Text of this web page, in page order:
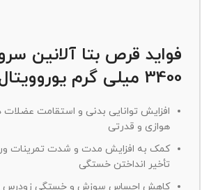
فواید قرص بتا آلانین
3400 میلی گرم یوروویتال
افزایش توانایی بدنی و استقامت
هوازی و قدرتی
کمک به افزایش مدت و شدت تمرینات
تأخیر انداختن خستگی
کاهش احساس سوزش و خستگی زودرس